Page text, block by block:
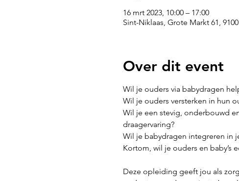
16 mrt 2023, 10:00 – 17:00
Sint-Niklaas, Grote Markt 61,
Over dit event
Wil je ouders via babydragen
Wil je ouders versterken in hun
Wil je een stevig, onderbouwd
draagervaring?
Wil je babydragen integreren in
Kortom, wil je ouders en baby’s
Deze opleiding geeft jou als